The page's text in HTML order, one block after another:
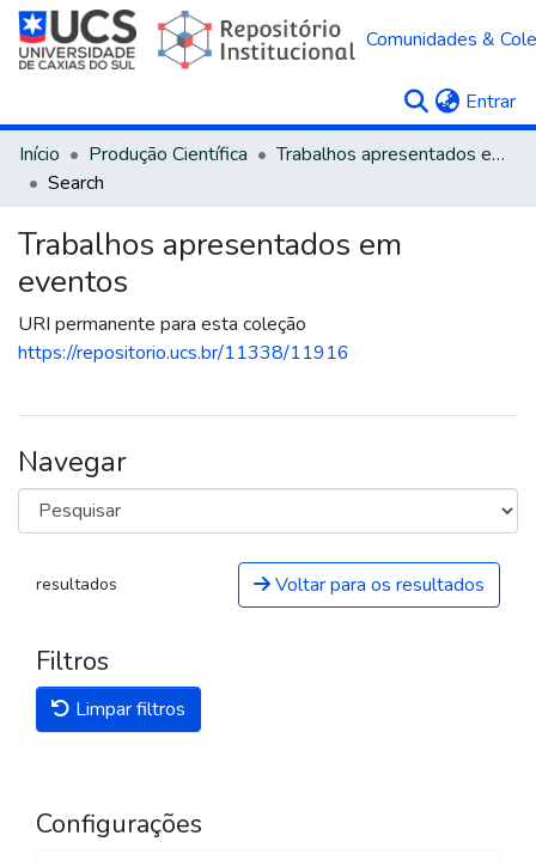
Comunidades &
Entrar
Início Produção Científica
Trabalhos apresentados em eventos
Search
Trabalhos apresentados em
eventos
URI permanente para esta coleção
https://repositorio.ucs.br/11338/11916
Navegar
resultados Voltar para os resultados
Filtros
Limpar filtros
Configurações